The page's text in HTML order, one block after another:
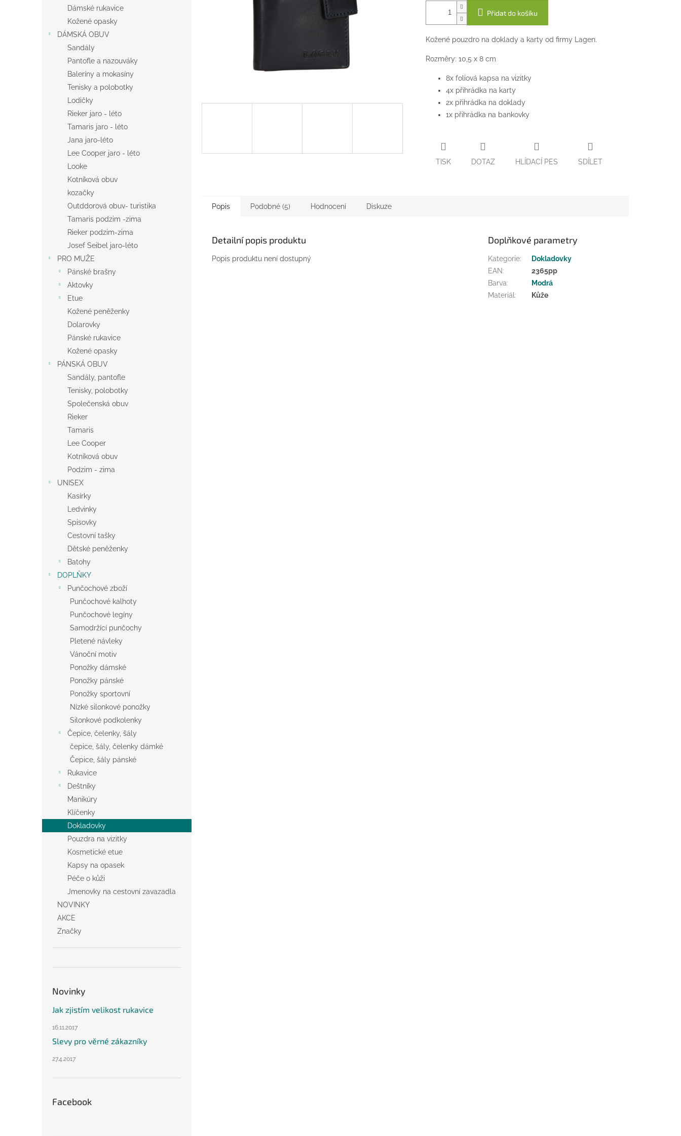
Dámské rukavice
Kožené opasky
DÁMSKÁ OBUV
Sandály
Pantofle a nazouváky
Baleríny a mokasíny
Tenisky a polobotky
Lodičky
Rieker jaro - léto
Tamaris jaro - léto
Jana jaro-léto
Lee Cooper jaro - léto
Looke
Kotníková obuv
kozačky
Outddorová obuv- turistika
Tamaris podzim -zima
Rieker podzim-zima
Josef Seibel jaro-léto
PRO MUŽE
Pánské brašny
Aktovky
Etue
Kožené peněženky
Dolarovky
Pánské rukavice
Kožené opasky
PÁNSKÁ OBUV
Sandály, pantofle
Tenisky, polobotky
Společenská obuv
Rieker
Tamaris
Lee Cooper
Kotníková obuv
Podzim - zima
UNISEX
Kasírky
Ledvinky
Spisovky
Cestovní tašky
Dětské peněženky
Batohy
DOPLŇKY
Punčochové zboží
Punčochové kalhoty
Punčochové legíny
Samodržící punčochy
Pletené návleky
Vánoční motiv
Ponožky dámské
Ponožky pánské
Ponožky sportovní
Nízké silonkové ponožky
Silonkové podkolenky
Čepice, čelenky, šály
čepice, šály, čelenky dámké
Čepice, šály pánské
Rukavice
Deštníky
Manikúry
Klíčenky
Dokladovky
Pouzdra na vizitky
Kosmetické etue
Kapsy na opasek
Péče o kůži
Jmenovky na cestovní zavazadla
NOVINKY
AKCE
Značky
Novinky
Jak zjistím velikost rukavice
16.11.2017
Slevy pro věrné zákazníky
27.4.2017
Facebook
Přidat do košíku
Kožené pouzdro na doklady a karty od firmy Lagen.
Rozměry: 10,5 x 8 cm
8x foliová kapsa na vizitky
4x přihrádka na karty
2x přihrádka na doklady
1x přihrádka na bankovky
TISK DOTAZ HLÍDACÍ PES SDÍLET
Popis Podobné (5) Hodnocení Diskuze
Detailní popis produktu
Popis produktu není dostupný
Doplňkové parametry
Kategorie:
Dokladovky
EAN:
2365pp
Barva:
Modrá
Materiál : Kůže